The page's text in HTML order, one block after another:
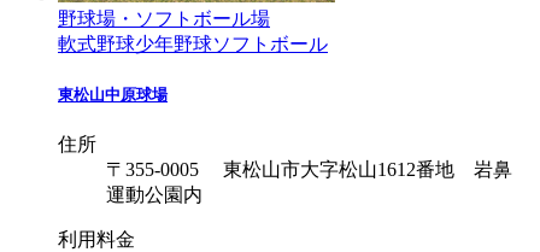
野球場・ソフトボール場
軟式野球少年野球ソフトボール
東松山中原球場
住所
〒355-0005 東松山市大字松山1612番地 岩鼻
運動公園内
利用料金